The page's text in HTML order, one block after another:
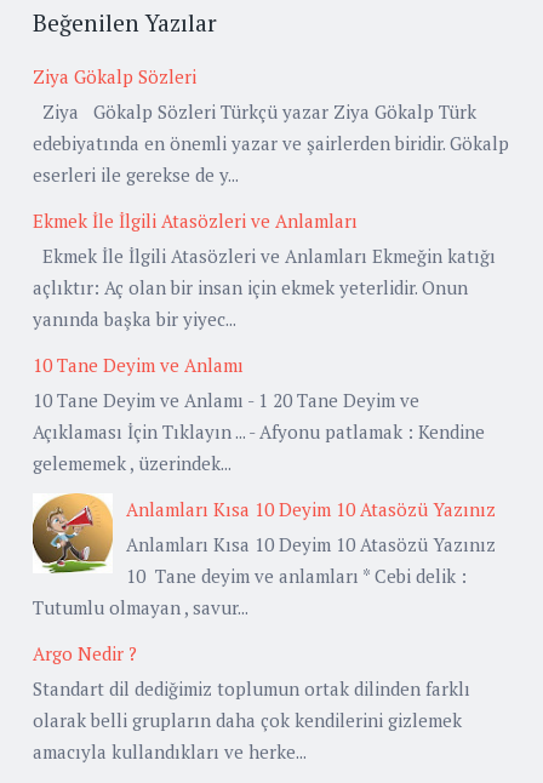
Beğenilen Yazılar
Ziya Gökalp Sözleri
Ziya Gökalp Sözleri Türkçü yazar Ziya Gökalp Türk
edebiyatında en önemli yazar ve şairlerden biridir. Gökalp
eserleri ile gerekse de y...
Ekmek İle İlgili Atasözleri ve Anlamları
Ekmek İle İlgili Atasözleri ve Anlamları Ekmeğin katığı
açlıktır: Aç olan bir insan için ekmek yeterlidir. Onun
yanında başka bir yiyec...
10 Tane Deyim ve Anlamı
10 Tane Deyim ve Anlamı - 1 20 Tane Deyim ve
Açıklaması İçin Tıklayın ... - Afyonu patlamak : Kendine
gelememek , üzerindek...
Anlamları Kısa 10 Deyim 10 Atasözü Yazınız
Anlamları Kısa 10 Deyim 10 Atasözü Yazınız
10 Tane deyim ve anlamları * Cebi delik :
Tutumlu olmayan , savur...
Argo Nedir ?
Standart dil dediğimiz toplumun ortak dilinden farklı
olarak belli grupların daha çok kendilerini gizlemek
amacıyla kullandıkları ve herke...